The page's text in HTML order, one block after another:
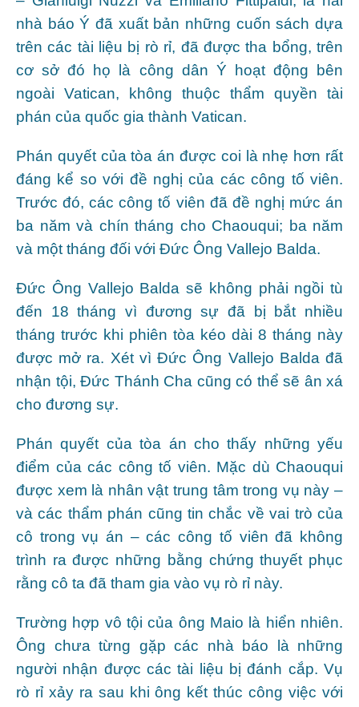
nhà báo Ý đã xuất bản những cuốn sách dựa
trên các tài liệu bị rò rỉ, đã được tha bổng, trên
cơ sở đó họ là công dân Ý hoạt động bên
ngoài Vatican, không thuộc thẩm quyền tài
phán của quốc gia thành Vatican.
Phán quyết của tòa án được coi là nhẹ hơn rất
đáng kể so với đề nghị của các công tố viên.
Trước đó, các công tố viên đã đề nghị mức án
ba năm và chín tháng cho Chaouqui; ba năm
và một tháng đối với Đức Ông Vallejo Balda.
Đức Ông Vallejo Balda sẽ không phải ngồi tù
đến 18 tháng vì đương sự đã bị bắt nhiều
tháng trước khi phiên tòa kéo dài 8 tháng này
được mở ra. Xét vì Đức Ông Vallejo Balda đã
nhận tội, Đức Thánh Cha cũng có thể sẽ ân xá
cho đương sự.
Phán quyết của tòa án cho thấy những yếu
điểm của các công tố viên. Mặc dù Chaouqui
được xem là nhân vật trung tâm trong vụ này –
và các thẩm phán cũng tin chắc về vai trò của
cô trong vụ án – các công tố viên đã không
trình ra được những bằng chứng thuyết phục
rằng cô ta đã tham gia vào vụ rò rỉ này.
Trường hợp vô tội của ông Maio là hiển nhiên.
Ông chưa từng gặp các nhà báo là những
người nhận được các tài liệu bị đánh cắp. Vụ
rò rỉ xảy ra sau khi ông kết thúc công việc với